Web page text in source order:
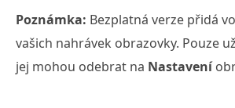
Poznámka: Bezplatná verze přidá
vašich nahrávek obrazovky. Pouze
jej mohou odebrat na Nastavení